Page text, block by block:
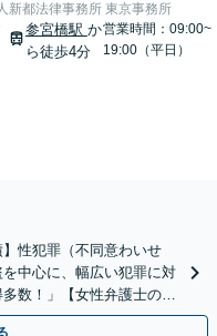
新都法律事務所 東京事務所
参宮橋駅 か
ら徒歩4分
営業時間：09:00~
19:00（平日）
】性犯罪（不同意わいせ
中心に、幅広い犯罪に対
数！」【女性弁護士の対
対応】